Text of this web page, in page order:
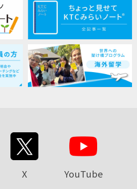
X YouTube